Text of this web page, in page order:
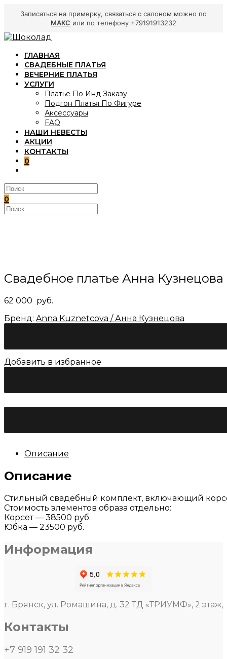
Записаться на примерку, связаться с салоном можно по
МАКС или по телефону +79191913232
Перейти
содержимому
ГЛАВНАЯ
СВАДЕБНЫЕ ПЛАТЬЯ
ВЕЧЕРНИЕ ПЛАТЬЯ
УСЛУГИ
Платье По Инд Заказу
Подгон Платья По Фигуре
Аксессуары
FAQ
НАШИ НЕВЕСТЫ
АКЦИИ
КОНТАКТЫ
0
ПО
ВЕБ-
САЙТУ
0
Поиск
на
Свадебное платье Анна
62 000 руб.
Бренд: Anna Kuznetcova / Анна Кузнецова
Добавить в избранное
Свадебное
Анна
Описание
Описание
Стильный свадебный комплект, включающий
Стоимость элементов образа отдельно:
Корсет — 38500 руб.
Юбка — 23500 руб.
Информация
г. Брянск, ул. Ромашина, д. 32 ТД «ТРИУМФ», 2 этаж,
Контакты
+7 919 191 32 32